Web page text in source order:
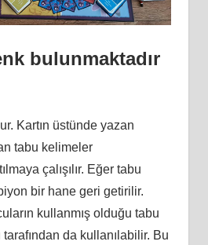
bulunmaktadır
Kartın üstünde yazan
tabu kelimeler
çalışılır. Eğer tabu
bir hane geri getirilir.
kullanmış olduğu tabu
tarafından da kullanılabilir. Bu